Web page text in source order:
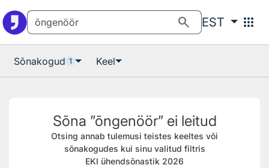
search EST apps
Sõnakogud 1 Keel
Sõna ”õngenöör” ei leitud
Otsing annab tulemusi teistes keeltes või
sõnakogudes kui sinu valitud filtris
EKI ühendsõnastik 2026